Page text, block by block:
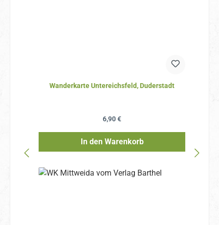
Wanderkarte Untereichsfeld, Duderstadt
Regulärer Preis:
6,90 €
In den Warenkorb